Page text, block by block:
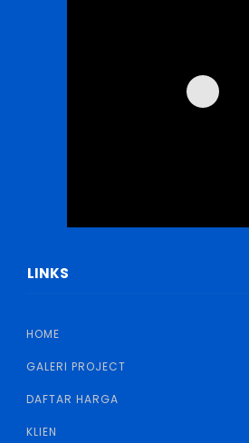
LINKS
HOME
GALERI PROJECT
DAFTAR HARGA
KLIEN